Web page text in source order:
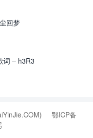
回梦
词 – h3R3
鄂ICP备